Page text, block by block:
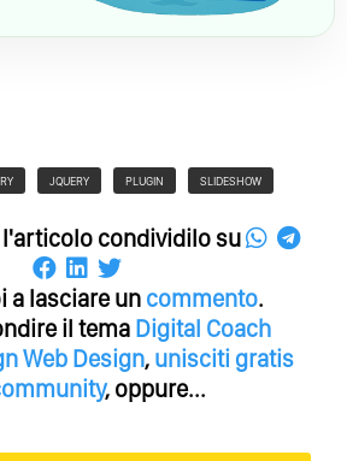
JQUERY PLUGIN SLIDESHOW
l'articolo condividilo su
a lasciare un commento.
il tema Digital Coach
Web Design, unisciti gratis
, oppure...